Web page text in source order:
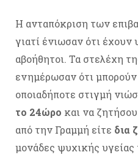
Η ανταπόκριση των
γιατί ένιωσαν ότι έχουν
αβοήθητοι. Τα στελέχη
ενημέρωσαν ότι
οποιαδήποτε στιγμή
το 24ώρο και να
από την Γραμμή είτε δια
μονάδες ψυχικής